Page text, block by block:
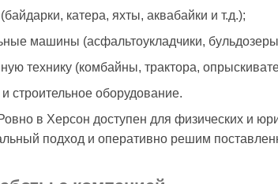
катера, яхты, аквабайки и т.д.);
машины (асфальтоукладчики,
технику (комбайны, трактора,
строительное оборудование.
в Херсон доступен для физических и
подход и оперативно решим